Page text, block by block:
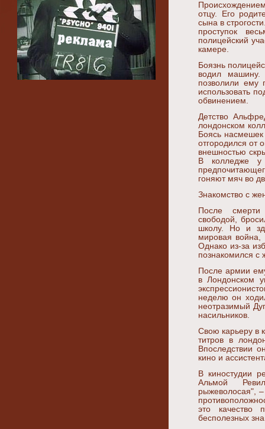
отцу. Его
сына в
проступок
полицейский
камере.
Боязнь
водил машину.
позволили ему
использовать
обвинением.
Детство
лондонском
Боясь
отгородился от
внешностью
В колледже у
гоняют мяч во
Знакомство с
После смерти
свободой,
школу. Но и
мировая война,
Однако из-за
познакомился с
После армии
в Лондонском
неделю он
неотразимый
насильников.
Свою карьеру в
титров в
Впоследствии
кино и
В киностудии
Альмой
рыжеволосая",
это качество
бесполезных